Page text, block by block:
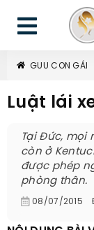
GUU CON GÁI
Luật lái
Tại Đức, mọi
còn ở
được phép
phòng thân.
08/07/2015